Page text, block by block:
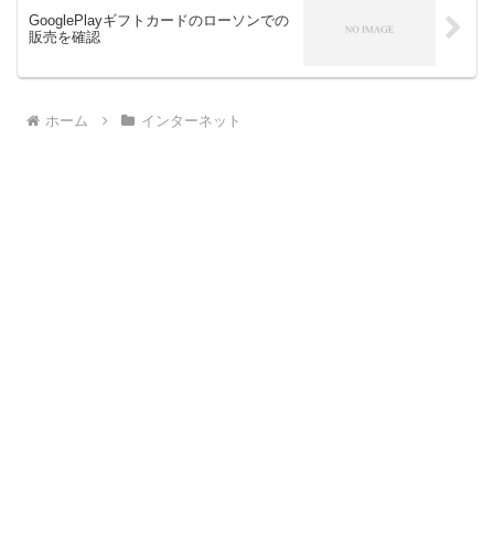
GooglePlayギフトカードのローソンでの
販売を確認
ホーム インターネット